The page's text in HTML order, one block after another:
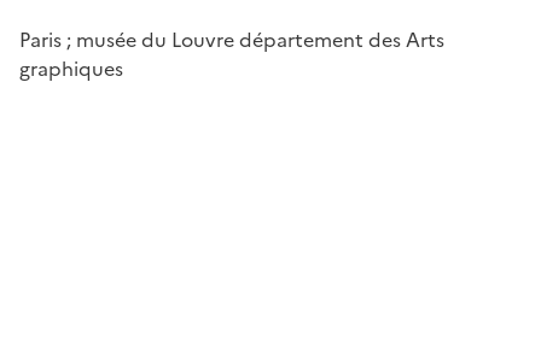
Paris ; musée du Louvre département des Arts
graphiques